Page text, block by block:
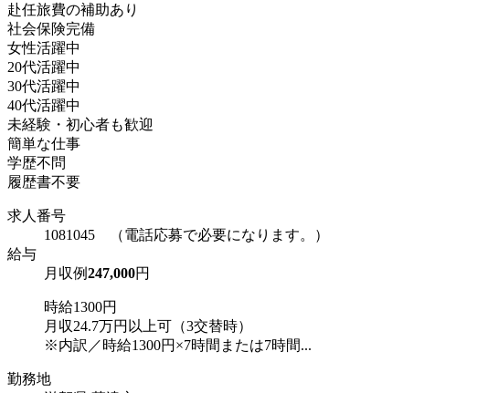
赴任旅費の補助あり
社会保険完備
女性活躍中
20代活躍中
30代活躍中
40代活躍中
未経験・初心者も歓迎
簡単な仕事
学歴不問
履歴書不要
求人番号
1081045 （電話応募で必要になります。）
給与
月収例247,000円
時給1300円
月収24.7万円以上可（3交替時）
※内訳／時給1300円×7時間または7時間...
勤務地